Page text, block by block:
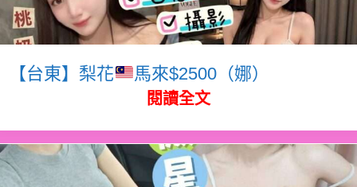
【台東】梨花 馬來$2500（娜）
閱讀全文